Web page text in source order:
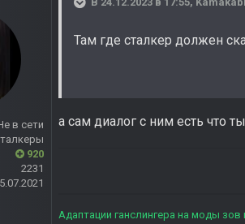
в сети
920
2231
Там где сталкер должен
а сам диалог с ним есть что
Адаптации ганслингера на моды зов